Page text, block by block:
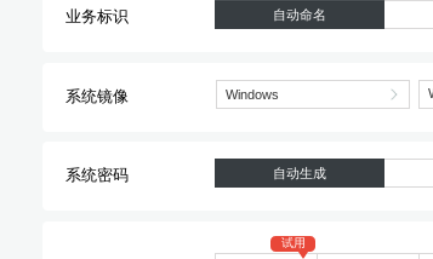
业务标识 自动命名
系统镜像
系统密码 自动生成
试用